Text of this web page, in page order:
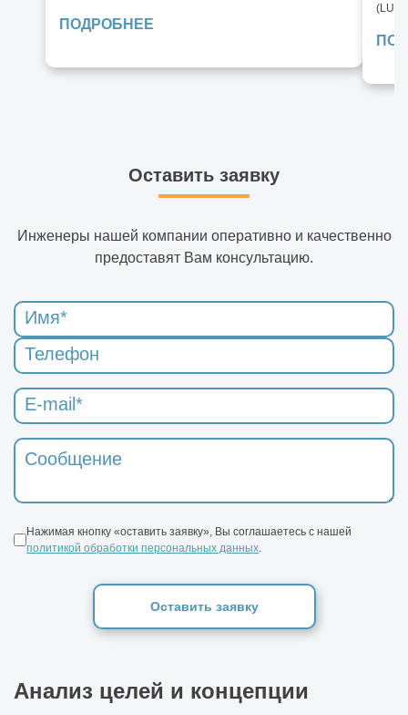
ПОДРОБНЕЕ
Оставить заявку
Инженеры нашей компании оперативно и качественно
предоставят Вам консультацию.
Нажимая кнопку «оставить заявку», Вы соглашаетесь с нашей
политикой обработки персональных данных
Оставить заявку
Анализ целей и концепции